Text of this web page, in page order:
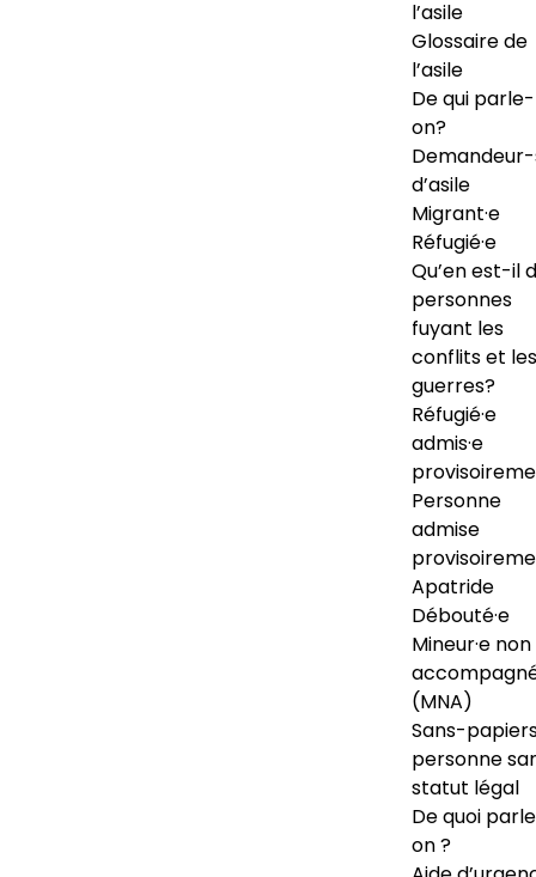
l’asile
Glossaire de
l’asile
De qui
on?
d’asile
Migrant·e
Réfugié·e
Qu’en est-il
personnes
fuyant les
conflits et les
guerres?
Réfugié·e
admis·e
Personne
admise
Apatride
Débouté·e
Mineur·e non
(MNA)
Sans-
personne
statut légal
De quoi
on ?